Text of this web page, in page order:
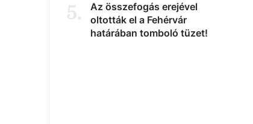
5.
Az összefogás erejével
oltották el a Fehérvár
határában tomboló tüzet!